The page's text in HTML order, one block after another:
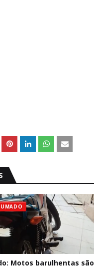
Motos barulhentas são